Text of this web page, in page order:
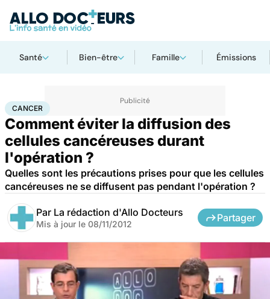
Santé Bien-être Famille Émissions
AccueilSanté Cancer
CANCER
Comment éviter la diffusion des
cellules cancéreuses durant
l'opération ?
Quelles sont les précautions prises pour que les cellules
cancéreuses ne se diffusent pas pendant l'opération ?
Par La rédaction d'Allo Docteurs
Mis à jour le 08/11/2012
Partager